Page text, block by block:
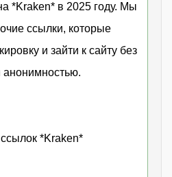
*Kraken* в 2025 году. Мы
ссылки, которые
и зайти к сайту без
анонимностью.
*Kraken*